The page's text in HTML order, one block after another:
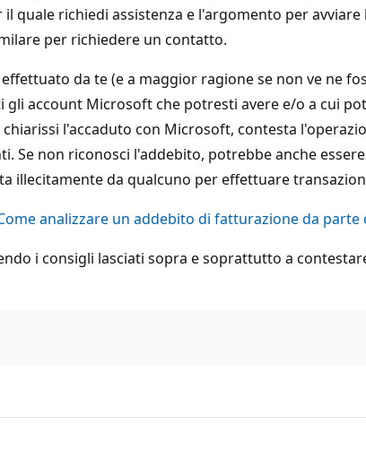
quale richiedi assistenza e l'argomento per
per richiedere un contatto.
da te (e a maggior ragione se non ve ne
account Microsoft che potresti avere e/o a cui
l'accaduto con Microsoft, contesta
Se non riconosci l'addebito, potrebbe anche
illecitamente da qualcuno per effettuare
analizzare un addebito di fatturazione da
i consigli lasciati sopra e soprattutto a